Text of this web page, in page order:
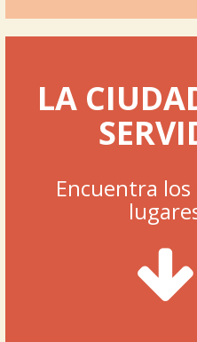
LA
Encuentra